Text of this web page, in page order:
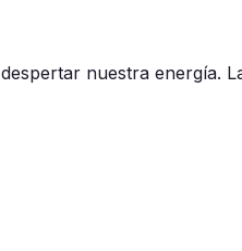
nuestra energía.